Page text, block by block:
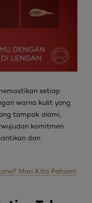
setiap
warna kulit yang
tampak alami,
komitmen
dan
Mari Kita Pahami